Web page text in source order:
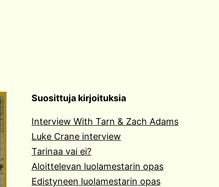
Suosittuja kirjoituksia
Interview With Tarn & Zach Adams
Luke Crane interview
Tarinaa vai ei?
Aloittelevan luolamestarin opas
Edistyneen luolamestarin opas